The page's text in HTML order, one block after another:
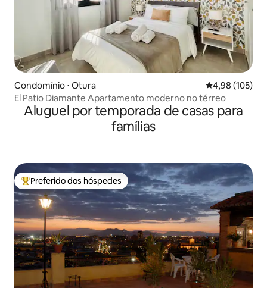
Condomínio ⋅ Otura 4,98 de uma
4,98 (105)
El Patio Diamante Apartamento moderno no térreo
Aluguel por temporada de casas para
famílias
Entre os melhores preferidos dos hóspedes
Preferido dos hóspedes